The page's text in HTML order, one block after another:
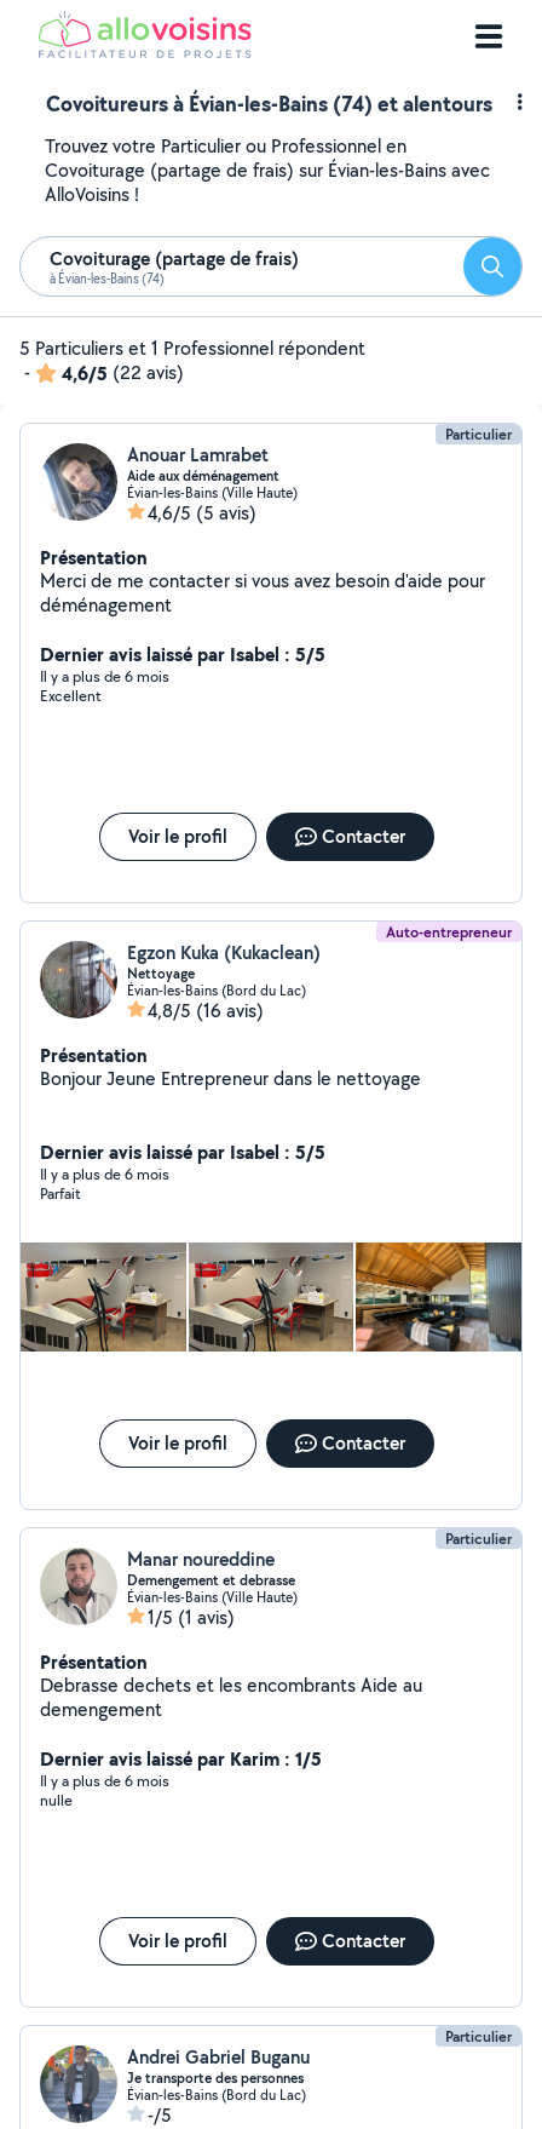
Covoitureurs à Évian-les-Bains (74) et alentours
Trouvez votre Particulier ou Professionnel en
Covoiturage (partage de frais) sur Évian-les-Bains avec
AlloVoisins !
Covoiturage (partage de frais)
à Évian-les-Bains (74)
5 Particuliers et 1 Professionnel répondent
-
4,6/5 (22 avis)
Particulier
Anouar Lamrabet
Aide aux déménagement
Évian-les-Bains (Ville Haute)
4,6/5 (5 avis)
Présentation
Merci de me contacter si vous avez besoin d'aide pour
déménagement
Dernier avis laissé par Isabel : 5/5
Il y a plus de 6 mois
Excellent
Voir le profil Contacter
Auto-entrepreneur
Egzon Kuka (Kukaclean)
Nettoyage
Évian-les-Bains (Bord du Lac)
4,8/5 (16 avis)
Présentation
Bonjour Jeune Entrepreneur dans le nettoyage
Dernier avis laissé par Isabel : 5/5
Il y a plus de 6 mois
Parfait
Voir le profil Contacter
Particulier
Manar noureddine
Demengement et debrasse
Évian-les-Bains (Ville Haute)
1/5 (1 avis)
Présentation
Debrasse dechets et les encombrants Aide au
demengement
Dernier avis laissé par Karim : 1/5
Il y a plus de 6 mois
nulle
Voir le profil Contacter
Particulier
Andrei Gabriel Buganu
Je transporte des personnes
Évian-les-Bains (Bord du Lac)
-/5